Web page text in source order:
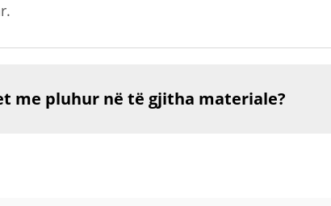
me pluhur në të gjitha materiale?